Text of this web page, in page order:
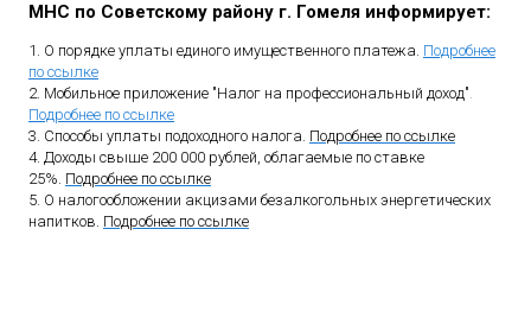
МНС по Советскому району г. Гомеля информирует:
1. О порядке уплаты единого имущественного платежа. Подробнее
по ссылке
2. Мобильное приложение "Налог на профессиональный доход".
Подробнее по ссылке
3. Способы уплаты подоходного налога. Подробнее по ссылке
4. Доходы свыше 200 000 рублей, облагаемые по ставке
25%. Подробнее по ссылке
5. О налогообложении акцизами безалкогольных энергетических
напитков. Подробнее по ссылке